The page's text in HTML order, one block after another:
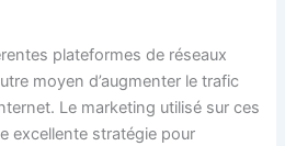
plateformes de réseaux
moyen d’augmenter le trafic
Le marketing utilisé sur ces
excellente stratégie pour